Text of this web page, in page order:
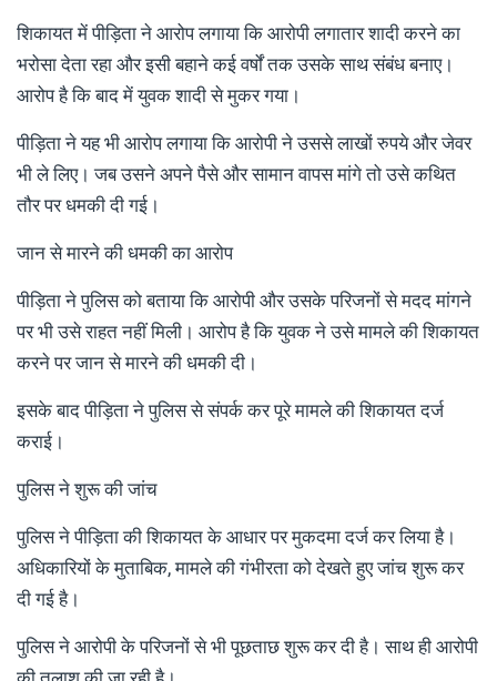
शिकायत में पीड़िता ने आरोप लगाया कि आरोपी लगातार शादी करने का
भरोसा देता रहा और इसी बहाने कई वर्षों तक उसके साथ संबंध बनाए।
आरोप है कि बाद में युवक शादी से मुकर गया।
पीड़िता ने यह भी आरोप लगाया कि आरोपी ने उससे लाखों रुपये और जेवर
भी ले लिए। जब उसने अपने पैसे और सामान वापस मांगे तो उसे कथित
तौर पर धमकी दी गई।
जान से मारने की धमकी का आरोप
पीड़िता ने पुलिस को बताया कि आरोपी और उसके परिजनों से मदद मांगने
पर भी उसे राहत नहीं मिली। आरोप है कि युवक ने उसे मामले की शिकायत
करने पर जान से मारने की धमकी दी।
इसके बाद पीड़िता ने पुलिस से संपर्क कर पूरे मामले की शिकायत दर्ज
कराई।
पुलिस ने शुरू की जांच
पुलिस ने पीड़िता की शिकायत के आधार पर मुकदमा दर्ज कर लिया है।
अधिकारियों के मुताबिक, मामले की गंभीरता को देखते हुए जांच शुरू कर
दी गई है।
पुलिस ने आरोपी के परिजनों से भी पूछताछ शुरू कर दी है। साथ ही आरोपी